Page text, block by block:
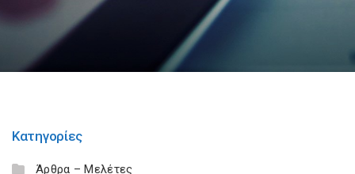
Κατηγορίες
Άρθρα – Μελέτες